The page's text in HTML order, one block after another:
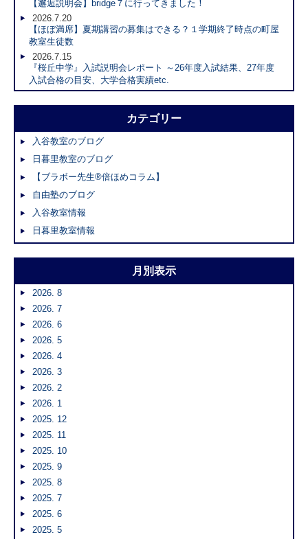
【邂逅説明会】bridge７に行ってきました！
2026.7.20
【ほぼ満席】夏期講習の募集はできる？１学期終了時点の町屋
教室生徒数
2026.7.15
『桜丘中学』入試説明会レポート ～26年度入試結果、27年度
入試合格の目安、大学合格実績etc.
カテゴリー
入谷教室のブログ
日暮里教室のブログ
【ブラボー先生®倍ほめコラム】
自由塾のブログ
入谷教室情報
日暮里教室情報
月別表示
2026. 8
2026. 7
2026. 6
2026. 5
2026. 4
2026. 3
2026. 2
2026. 1
2025. 12
2025. 11
2025. 10
2025. 9
2025. 8
2025. 7
2025. 6
2025. 5